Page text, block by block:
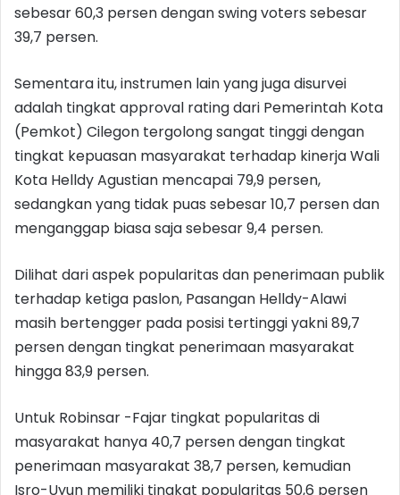
sebesar 60,3 persen dengan swing voters sebesar
39,7 persen.
Sementara itu, instrumen lain yang juga disurvei
adalah tingkat approval rating dari Pemerintah Kota
(Pemkot) Cilegon tergolong sangat tinggi dengan
tingkat kepuasan masyarakat terhadap kinerja Wali
Kota Helldy Agustian mencapai 79,9 persen,
sedangkan yang tidak puas sebesar 10,7 persen dan
menganggap biasa saja sebesar 9,4 persen.
Dilihat dari aspek popularitas dan penerimaan publik
terhadap ketiga paslon, Pasangan Helldy-Alawi
masih bertengger pada posisi tertinggi yakni 89,7
persen dengan tingkat penerimaan masyarakat
hingga 83,9 persen.
Untuk Robinsar -Fajar tingkat popularitas di
masyarakat hanya 40,7 persen dengan tingkat
penerimaan masyarakat 38,7 persen, kemudian
Isro-Uyun memiliki tingkat popularitas 50,6 persen